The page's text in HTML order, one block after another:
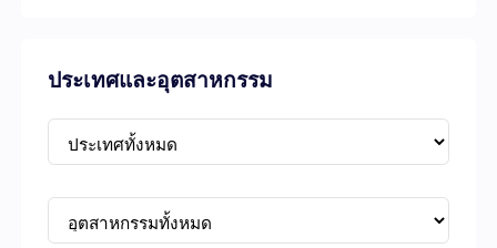
ประเทศและอุตสาหกรรม